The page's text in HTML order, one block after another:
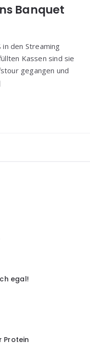
Banquet
den Streaming
Kassen sind sie
gegangen und
egal!
Protein